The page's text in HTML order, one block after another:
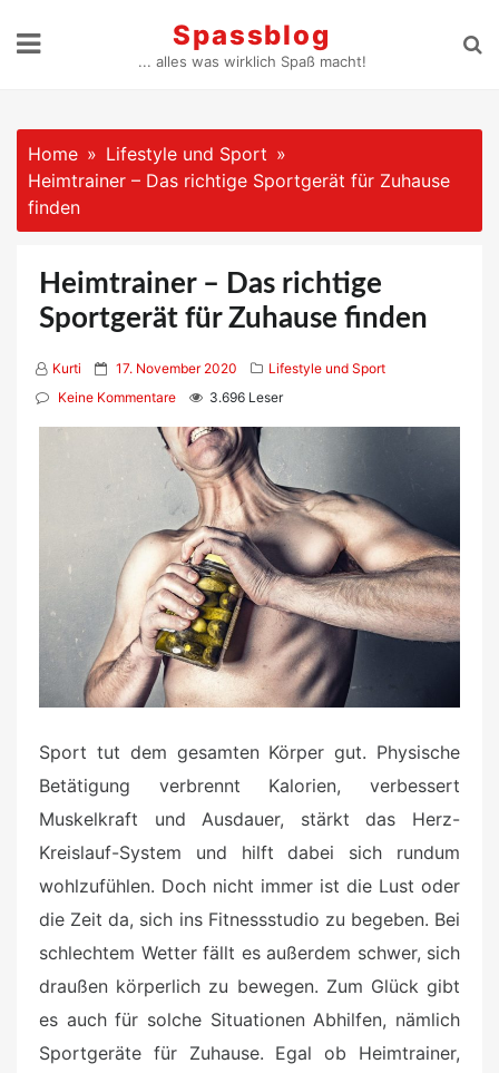
Spassblog
... alles was wirklich Spaß macht!
Home
Lifestyle und Sport
Heimtrainer – Das richtige Sportgerät für Zuhause
finden
Heimtrainer – Das richtige
Sportgerät für Zuhause finden
Kurti
P
o
17. November 2020
Lifestyle und Sport
Keine Kommentare
3.696 Leser
Sport tut dem gesamten Körper gut. Physische
Betätigung verbrennt Kalorien, verbessert
Muskelkraft und Ausdauer, stärkt das Herz-
Kreislauf-System und hilft dabei sich rundum
wohlzufühlen. Doch nicht immer ist die Lust oder
die Zeit da, sich ins Fitnessstudio zu begeben. Bei
schlechtem Wetter fällt es außerdem schwer, sich
draußen körperlich zu bewegen. Zum Glück gibt
es auch für solche Situationen Abhilfen, nämlich
Sportgeräte für Zuhause. Egal ob Heimtrainer,